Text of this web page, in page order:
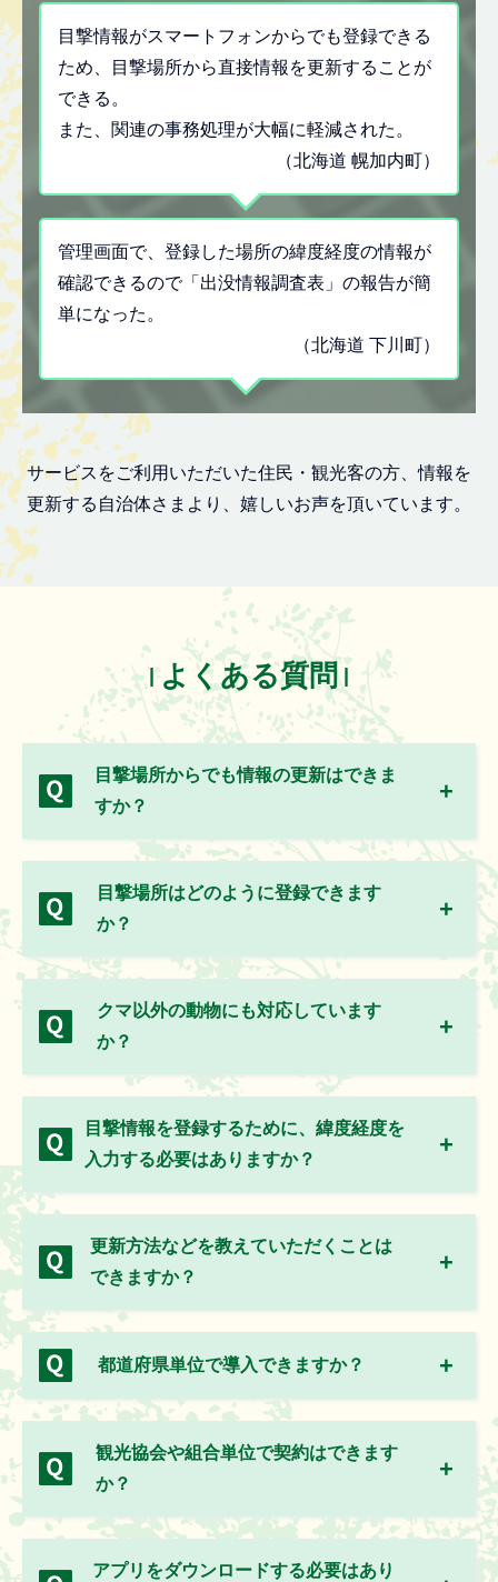
目撃情報がスマートフォンからでも登録できる
ため、目撃場所から直接情報を更新することが
できる。
また、関連の事務処理が大幅に軽減された。
（北海道 幌加内町）
管理画面で、登録した場所の緯度経度の情報が
確認できるので「出没情報調査表」の報告が簡
単になった。
（北海道 下川町）
サービスをご利用いただいた住民・観光客の方、情報を
更新する自治体さまより、嬉しいお声を頂いています。
よくある質問
目撃場所からでも情報の更新はできま
すか？
目撃場所はどのように登録できます
か？
クマ以外の動物にも対応しています
か？
目撃情報を登録するために、緯度経度を
入力する必要はありますか？
更新方法などを教えていただくことは
できますか？
都道府県単位で導入できますか？
観光協会や組合単位で契約はできます
か？
アプリをダウンロードする必要はあり